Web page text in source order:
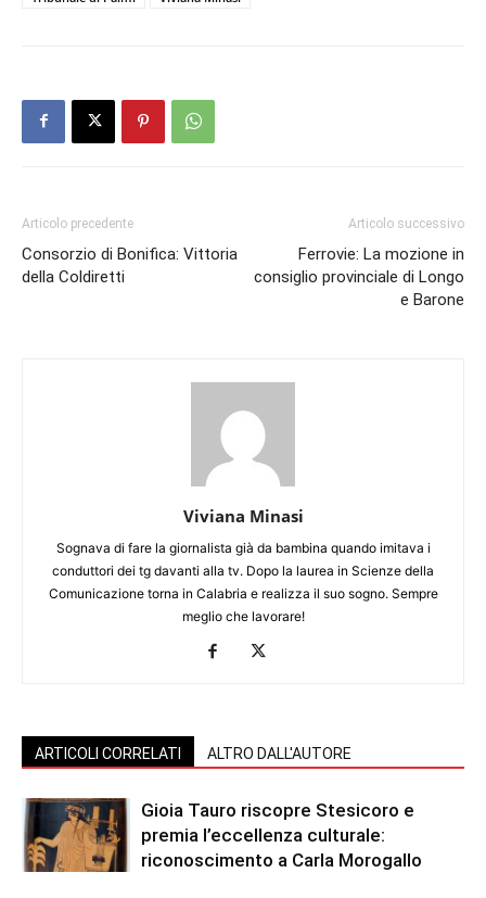
Articolo precedente
Consorzio di Bonifica: Vittoria
della Coldiretti
Articolo successivo
Ferrovie: La mozione in
consiglio provinciale di Longo
e Barone
Viviana Minasi
Sognava di fare la giornalista già da bambina quando imitava i
conduttori dei tg davanti alla tv. Dopo la laurea in Scienze della
Comunicazione torna in Calabria e realizza il suo sogno. Sempre
meglio che lavorare!
ARTICOLI CORRELATI ALTRO DALL'AUTORE
Gioia Tauro riscopre Stesicoro e
premia l’eccellenza culturale:
riconoscimento a Carla Morogallo